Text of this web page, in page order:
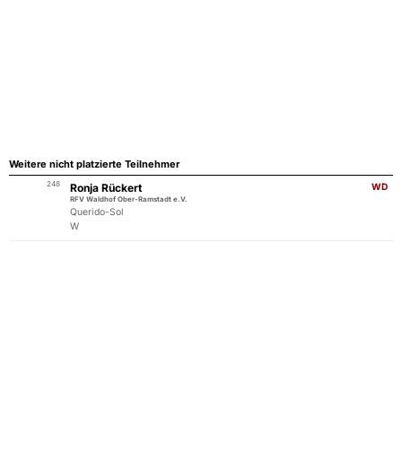
Weitere nicht platzierte Teilnehmer
248 WD
Ronja Rückert
RFV Waldhof Ober-Ramstadt e.V.
Querido-Sol
W